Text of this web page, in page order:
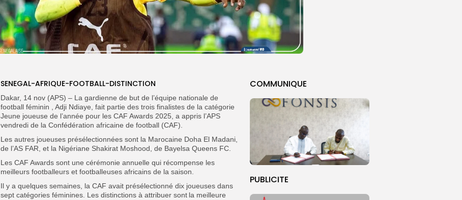
COMMUNIQUE
PUBLICITE
SENEGAL-AFRIQUE-FOOTBALL-DISTINCTION
Dakar, 14 nov (APS) – La gardienne de but de l’équipe nationale de
football féminin , Adji Ndiaye, fait partie des trois finalistes de la catégorie
Jeune joueuse de l’année pour les CAF Awards 2025, a appris l’APS
vendredi de la Confédération africaine de football (CAF).
Les autres joueuses présélectionnées sont la Marocaine Doha El Madani,
de l’AS FAR, et la Nigériane Shakirat Moshood, de Bayelsa Queens FC.
Les CAF Awards sont une cérémonie annuelle qui récompense les
meilleurs footballeurs et footballeuses africains de la saison.
Il y a quelques semaines, la CAF avait présélectionné dix joueuses dans
sept catégories féminines. Les distinctions à attribuer sont la meilleure